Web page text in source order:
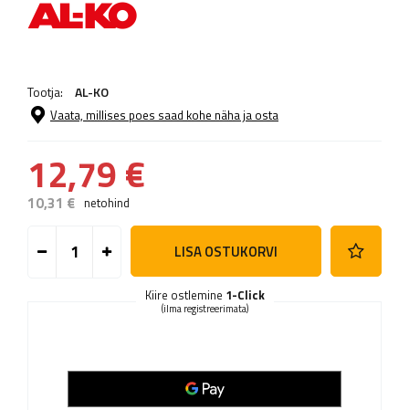
Tootja: AL-KO
Vaata, millises poes saad kohe näha ja osta
12,79 €
10,31 € netohind
LISA OSTUKORVI
Kiire ostlemine 1-Click
(ilma registreerimata)